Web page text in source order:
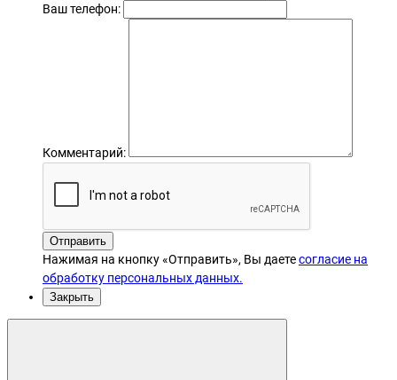
Ваш телефон:
Комментарий:
Отправить
Нажимая на кнопку «Отправить», Вы даетесогласие на
обработку персональных данных.
Закрыть